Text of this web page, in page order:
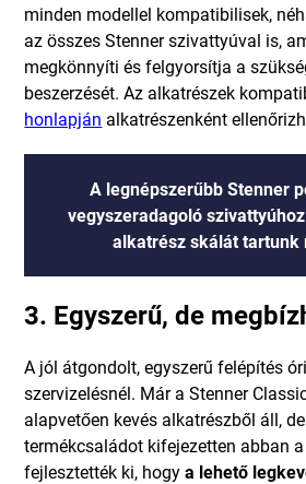
minden modellel kompatibilisek,
az összes Stenner szivattyúval is,
megkönnyíti és felgyorsítja a
beszerzését. Az alkatrészek
honlapján alkatrészenként
A legnépszerűbb Stenner
vegyszeradagoló
alkatrész skálát tartunk
3. Egyszerű, de
A jól átgondolt, egyszerű felépítés
szervizelésnél. Már a Stenner
alapvetően kevés alkatrészből áll,
termékcsaládot kifejezetten abban
fejlesztették ki, hogya lehető